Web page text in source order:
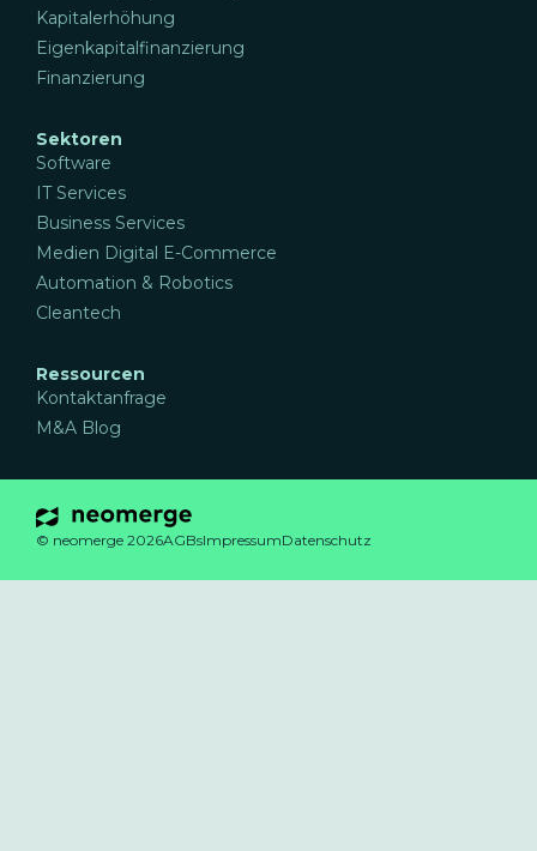
Kapitalerhöhung
Eigenkapitalfinanzierung
Finanzierung
Sektoren
Software
IT Services
Business Services
Medien Digital E-Commerce
Automation & Robotics
Cleantech
Ressourcen
Kontaktanfrage
M&A Blog
© neomerge 2026AGBsImpressumDatenschutz